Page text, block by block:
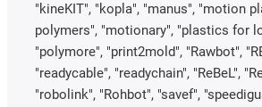
"kineKIT", "kopla", "manus", "motion
polymers", "motionary", "plastics for
"polymore", "print2mold", "Rawbot",
"readycable", "readychain", "ReBeL",
"robolink", "Rohbot", "savef",